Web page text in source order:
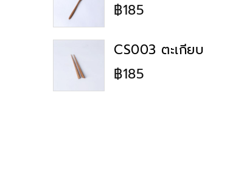
฿185
CS003 ตะเกียบ
฿185